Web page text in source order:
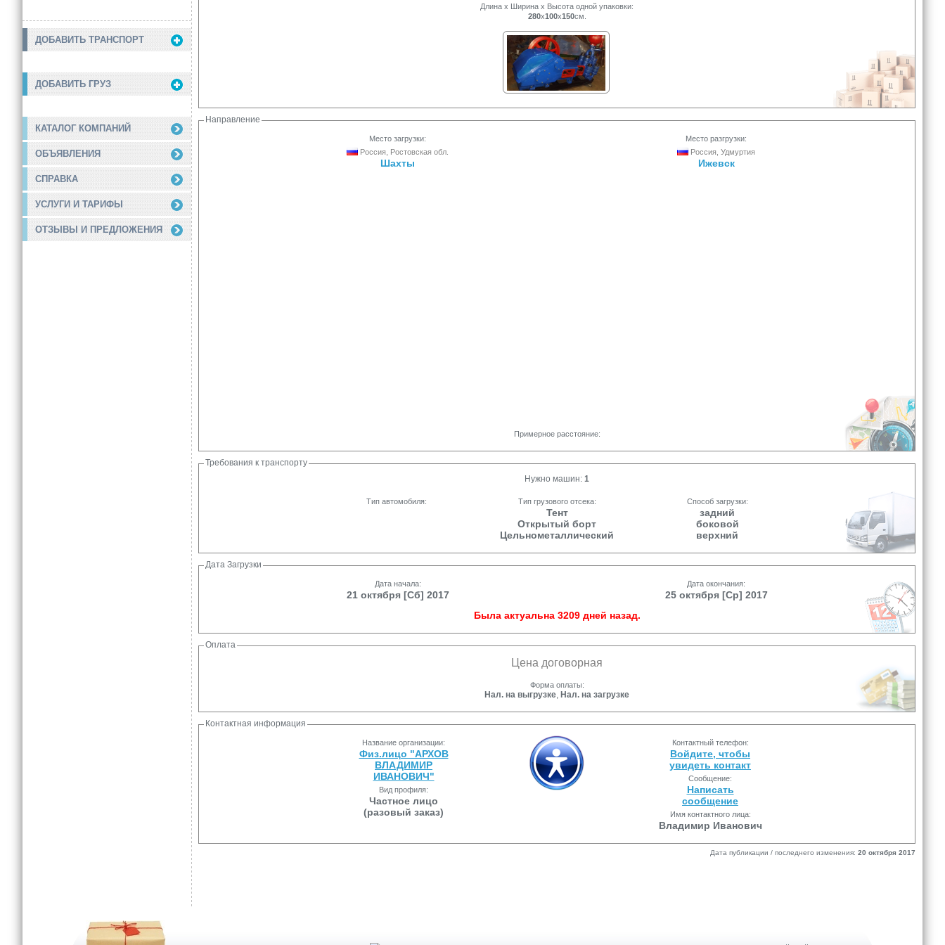
ДОБАВИТЬ ТРАНСПОРТ
ДОБАВИТЬ ГРУЗ
КАТАЛОГ КОМПАНИЙ
ОБЪЯВЛЕНИЯ
СПРАВКА
УСЛУГИ И ТАРИФЫ
ОТЗЫВЫ И ПРЕДЛОЖЕНИЯ
Длина x Ширина x Высота одной упаковки:
280x100x150см.
Направление
Место загрузки:
Россия, Ростовская обл.
Шахты
Место разгрузки:
Россия, Удмуртия
Ижевск
Примерное расстояние:
Требования к транспорту
Нужно машин: 1
Тип автомобиля: Тип грузового отсека:
Тент
Открытый борт
Цельнометаллический
Способ загрузки:
задний
боковой
верхний
Дата Загрузки
Дата начала:
21 октября [Сб] 2017
Дата окончания:
25 октября [Ср] 2017
Была актуальна 3209 дней назад.
Оплата
Цена договорная
Форма оплаты:
Нал. на выгрузке Нал. на загрузке
Контактная информация
Название организации:
Физ.лицо "АРХОВ
ВЛАДИМИР
ИВАНОВИЧ"
Вид профиля:
Частное лицо
(разовый заказ)
Контактный телефон:
Войдите, чтобы
увидеть контакт
Сообщение:
Написать
сообщение
Имя контактного лица:
Владимир Иванович
Дата публикации / последнего изменения: 20 октября 2017